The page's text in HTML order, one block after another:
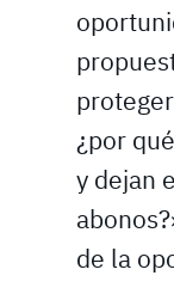
¿por
y dejan
de la